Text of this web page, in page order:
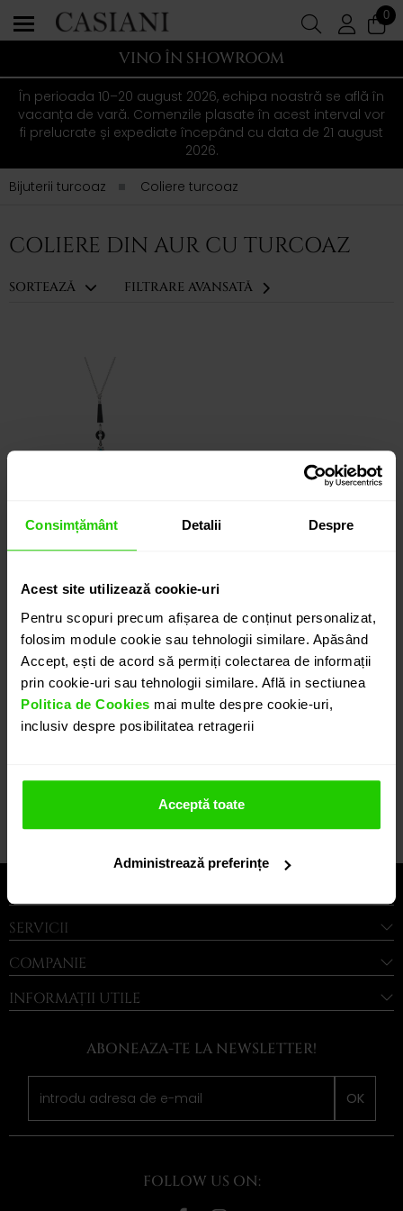
Consimțământ Detalii Despre
Acest site utilizează cookie-uri
Pentru scopuri precum afișarea de conținut personalizat,
folosim module cookie sau tehnologii similare. Apăsând
Accept, ești de acord să permiți colectarea de informații
prin cookie-uri sau tehnologii similare. Află in sectiunea
Politica de Cookies mai multe despre cookie-uri,
inclusiv despre posibilitatea retragerii
Acceptă toate
Administrează preferințe
0
VINO ÎN SHOWROOM
În perioada 10–20 august 2026, echipa noastră se află în
vacanța de vară. Comenzile plasate în acest interval vor
fi prelucrate și expediate începând cu data de 21 august
2026.
Bijuterii turcoaz
Coliere turcoaz
COLIERE DIN AUR CU TURCOAZ
SORTEAZĂ FILTRARE AVANSATĂ
Colier TIMELESS
aur 18k / onix / turcoaz
/ diamante
10.875 lei
1 din 1
SERVICII
COMPANIE
INFORMAȚII UTILE
ABONEAZA-TE LA NEWSLETTER!
OK
FOLLOW US ON: